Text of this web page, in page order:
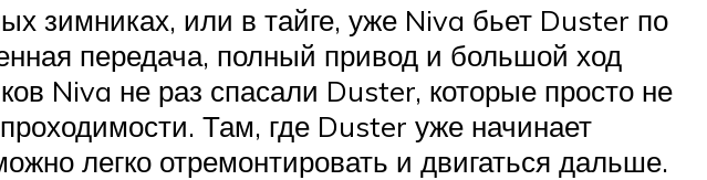
зимниках, или в тайге, уже Niva бьет Duster по
передача, полный привод и большой ход
Niva не раз спасали Duster, которые просто не
Там, где Duster уже начинает
легко отремонтировать и двигаться дальше.